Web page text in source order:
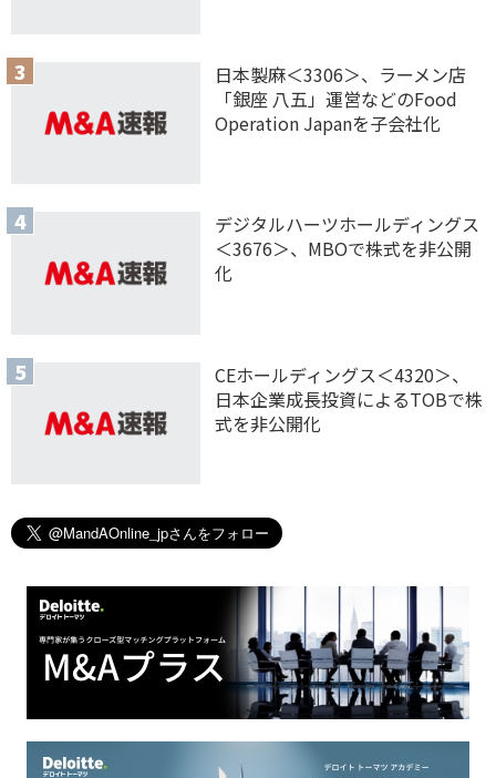
日本製麻＜3306＞、ラーメン店
「銀座 八五」運営などのFood
Operation Japanを子会社化
デジタルハーツホールディングス
＜3676＞、MBOで株式を非公開
化
CEホールディングス＜4320＞、
日本企業成長投資によるTOBで株
式を非公開化